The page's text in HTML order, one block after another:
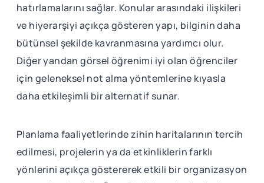
hatırlamalarını sağlar. Konular arasındaki ilişkileri
ve hiyerarşiyi açıkça gösteren yapı, bilginin daha
bütünsel şekilde kavranmasına yardımcı olur.
Diğer yandan görsel öğrenimi iyi olan öğrenciler
için geleneksel not alma yöntemlerine kıyasla
daha etkileşimli bir alternatif sunar.
Planlama faaliyetlerinde zihin haritalarının tercih
edilmesi, projelerin ya da etkinliklerin farklı
yönlerini açıkça göstererek etkili bir organizasyon